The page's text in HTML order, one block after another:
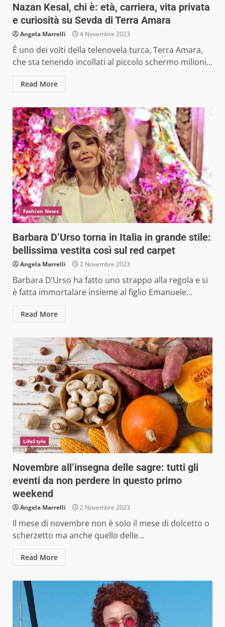
Nazan Kesal, chi è: età, carriera, vita privata
e curiosità su Sevda di Terra Amara
Angela Marrelli 4 Novembre 2023
È uno dei volti della telenovela turca, Terra Amara,
che sta tenendo incollati al piccolo schermo milioni...
Read More
Fashion News
Barbara D’Urso torna in Italia in grande stile:
bellissima vestita così sul red carpet
Angela Marrelli 2 Novembre 2023
Barbara D’Urso ha fatto uno strappo alla regola e si
è fatta immortalare insieme al figlio Emanuele...
Read More
LifeStyle
Novembre all’insegna delle sagre: tutti gli
eventi da non perdere in questo primo
weekend
Angela Marrelli 2 Novembre 2023
Il mese di novembre non è solo il mese di dolcetto o
scherzetto ma anche quello delle...
Read More